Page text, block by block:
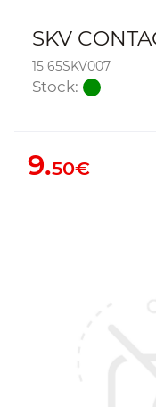
SKV
15 65SKV007
Stock:
9.50€